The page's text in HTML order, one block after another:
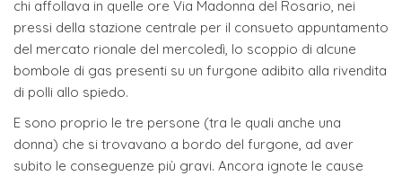
chi affollava in quelle ore Via Madonna del Rosario, nei
pressi della stazione centrale per il consueto appuntamento
del mercato rionale del mercoledì, lo scoppio di alcune
bombole di gas presenti su un furgone adibito alla rivendita
di polli allo spiedo.
E sono proprio le tre persone (tra le quali anche una
donna) che si trovavano a bordo del furgone, ad aver
subito le conseguenze più gravi. Ancora ignote le cause